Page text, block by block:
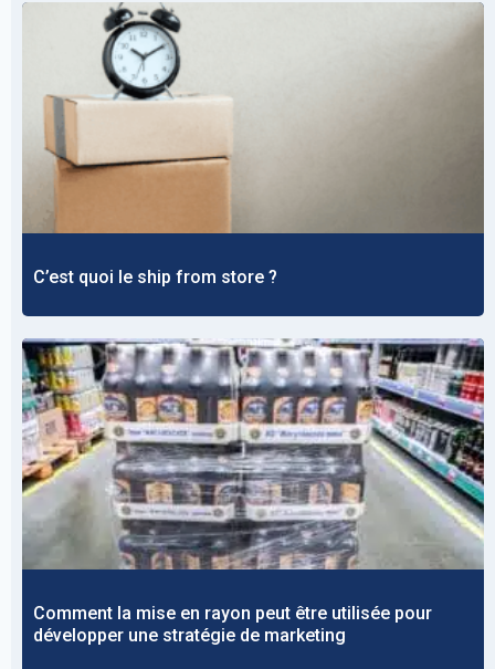
C’est quoi le ship from store ?
Comment la mise en rayon peut être utilisée pour
développer une stratégie de marketing